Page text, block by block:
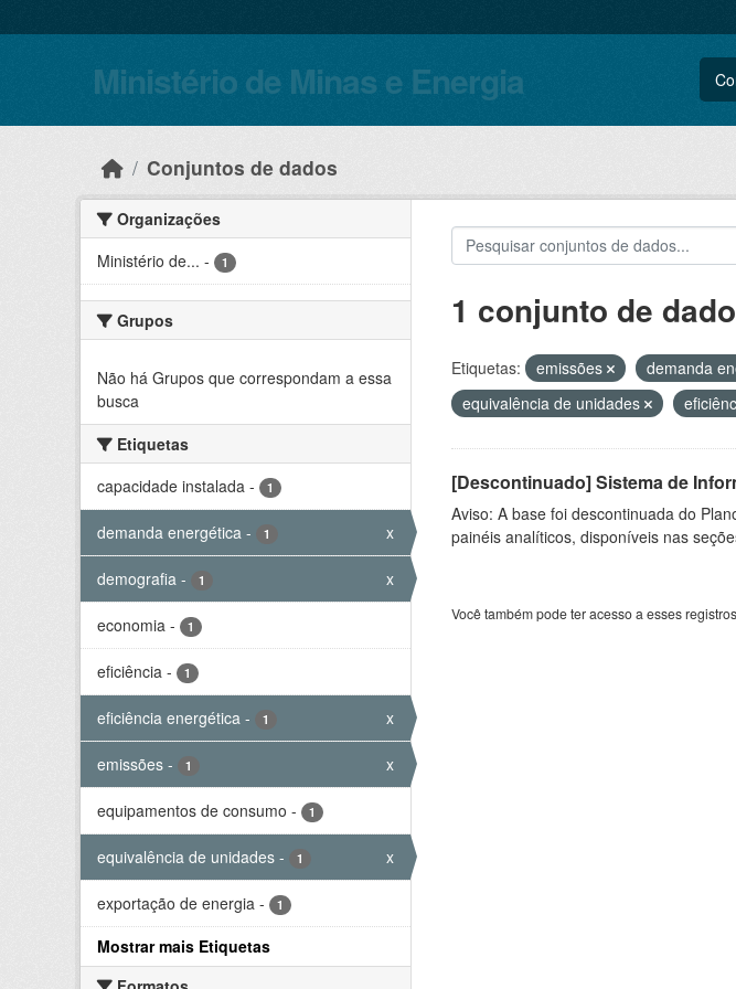
Ministério de Minas e Energia
Conjuntos de dados
Organizações
Ministério de... - 1
Grupos
Não há Grupos que correspondam a essa
busca
Etiquetas
capacidade instalada - 1
demanda energética - 1 x
demografia - 1 x
economia - 1
eficiência - 1
eficiência energética - 1 x
emissões - 1 x
equipamentos de consumo - 1
equivalência de unidades - 1 x
exportação de energia - 1
Mostrar mais Etiquetas
1 conjunto de
Etiquetas: emissões demanda
equivalência de unidades
[Descontinuado] Sistema de
Aviso: A base foi descontinuada do
painéis analíticos, disponíveis nas
Você também pode ter acesso a esses